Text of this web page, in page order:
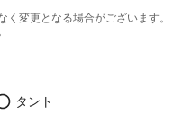
変更となる場合がございます。
タント